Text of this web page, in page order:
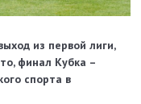
из первой лиги,
финал Кубка –
спорта в